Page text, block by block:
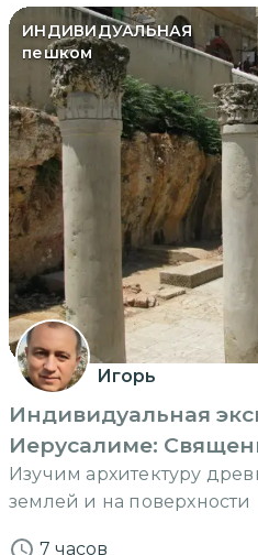
ИНДИВИДУАЛЬНАЯ
пешком
Игорь
Индивидуальная
Иерусалиме:
Изучим архитектуру
землей и на поверхности
7 часов